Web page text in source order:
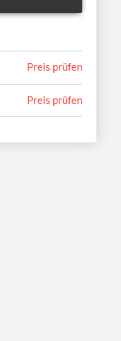
Preis prüfen
Preis prüfen